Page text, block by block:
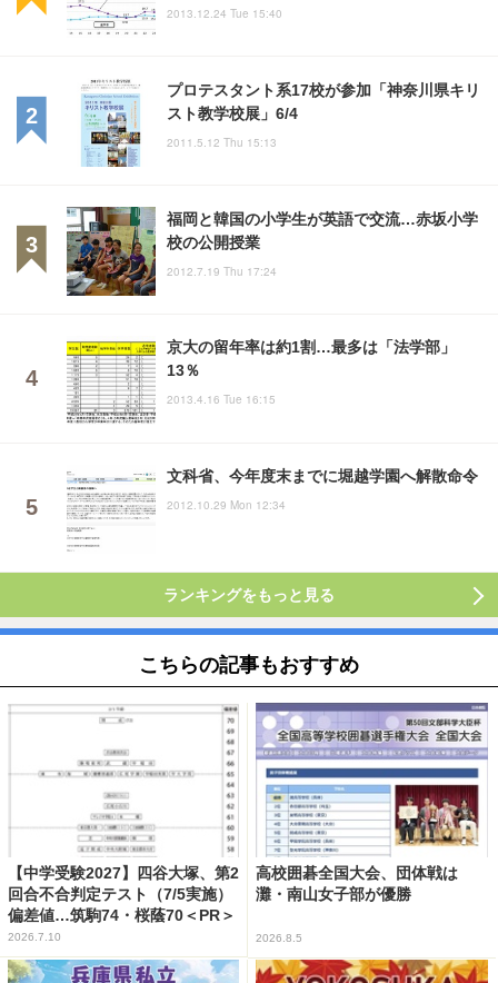
2013.12.24 Tue 15:40
プロテスタント系17校が参加「神奈川県キリ
スト教学校展」6/4
2011.5.12 Thu 15:13
福岡と韓国の小学生が英語で交流…赤坂小学
校の公開授業
2012.7.19 Thu 17:24
京大の留年率は約1割…最多は「法学部」
13％
2013.4.16 Tue 16:15
文科省、今年度末までに堀越学園へ解散命令
2012.10.29 Mon 12:34
ランキングをもっと見る
こちらの記事もおすすめ
【中学受験2027】四谷大塚、第2
回合不合判定テスト（7/5実施）
偏差値…筑駒74・桜蔭70＜PR＞
2026.7.10
高校囲碁全国大会、団体戦は
灘・南山女子部が優勝
2026.8.5